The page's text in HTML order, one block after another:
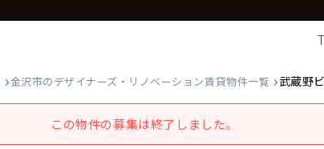
金沢市のデザイナーズ・リノベーション賃貸物件一覧 武蔵野
この物件の募集は終了しました。